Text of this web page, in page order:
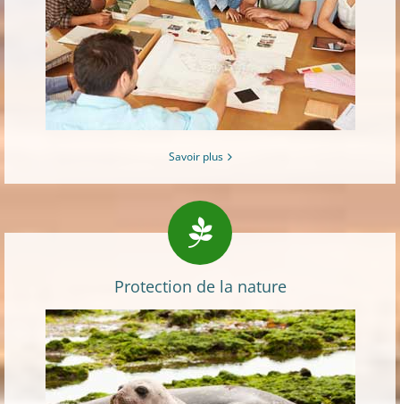
Savoir plus
Protection de la nature